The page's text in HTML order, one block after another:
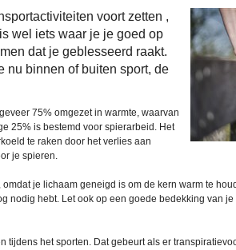
voort zetten ,
wel iets waar je je goed op
dat je geblesseerd raakt.
nu binnen of buiten sport, de
75% omgezet in warmte, waarvan
25% is bestemd voor spierarbeid. Het
te raken door het verlies aan
je spieren.
je lichaam geneigd is om de kern warm te
nodig hebt. Let ook op een goede bedekking van
tijdens het sporten. Dat gebeurt als er